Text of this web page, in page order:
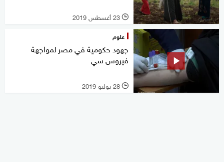
l 23 أغسطس 2019
علوم
جهود حكومية في مصر لمواجهة
فيروس سي
l 28 يوليو 2019